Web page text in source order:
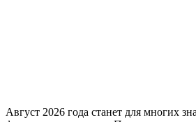
Август 2026 года станет для многих